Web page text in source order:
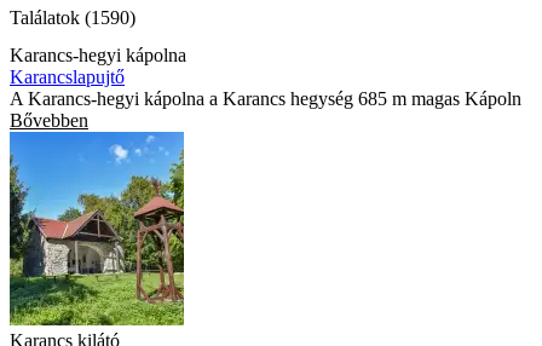
Találatok (1590)
Karancs-hegyi kápolna
Karancslapujtő
A Karancs-hegyi kápolna a Karancs hegység 685 m magas Kápoln
Bővebben
Karancs kilátó